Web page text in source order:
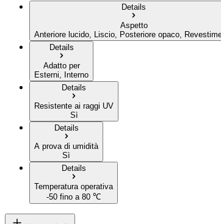
Details
Aspetto
Anteriore lucido, Liscio, Posteriore opaco,
Details
Adatto per
Esterni, Interno
Details
Resistente ai raggi UV
Sì
Details
A prova di umidità
Sì
Details
Temperatura operativa
-50 fino a 80 ℃